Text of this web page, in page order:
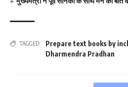
TAGGED:
Prepare text books by
Dharmendra Pradhan